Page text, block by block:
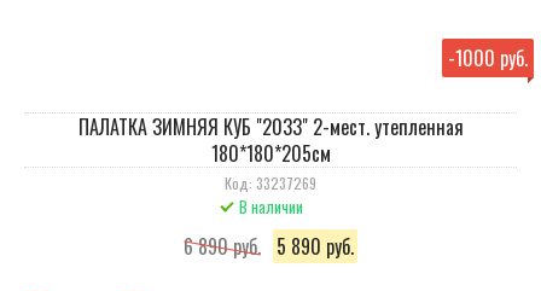
-1000 руб.
ПАЛАТКА ЗИМНЯЯ КУБ "2033" 2-мест. утепленная
180*180*205см
Код: 33237269
В наличии
6 890 руб. 5 890 руб.